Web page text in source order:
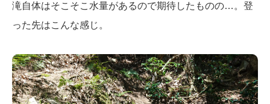
滝自体はそこそこ水量があるので期待したものの…。登
った先はこんな感じ。